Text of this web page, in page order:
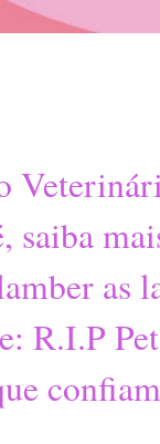
saiba
as
R.I.P